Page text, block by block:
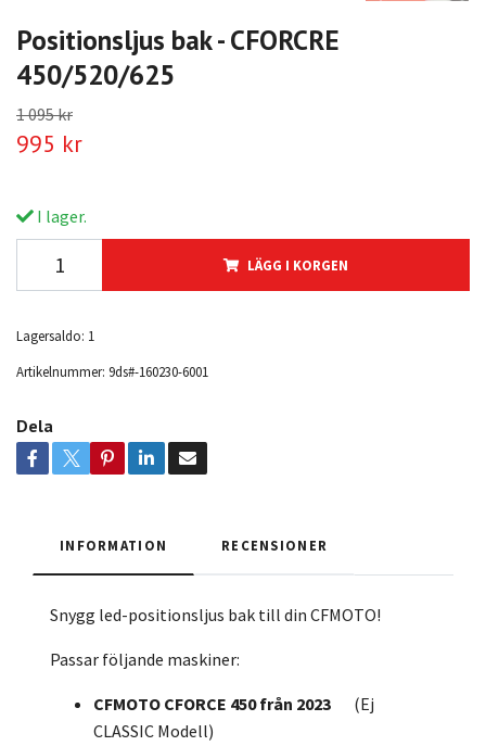
Positionsljus bak - CFORCRE
450/520/625
1 095 kr
995 kr
I lager.
LÄGG I KORGEN
Lagersaldo: 1
Artikelnummer: 9ds#-160230-6001
Dela
INFORMATION RECENSIONER
Snygg led-positionsljus bak till din CFMOTO!
Passar följande maskiner:
CFMOTO CFORCE 450 från 2023 (Ej
CLASSIC Modell)